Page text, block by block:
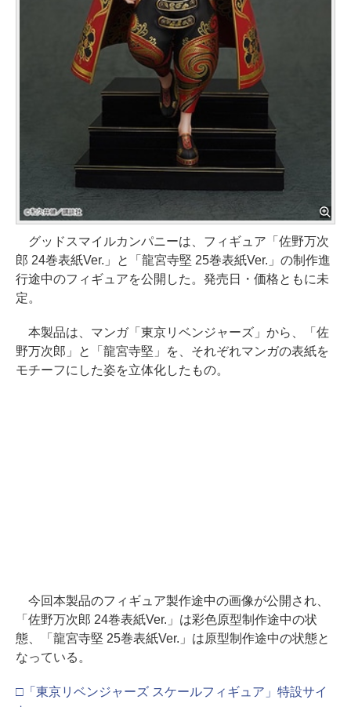
グッドスマイルカンパニーは、フィギュア「佐野万次
郎 24巻表紙Ver.」と「龍宮寺堅 25巻表紙Ver.」の制作進
行途中のフィギュアを公開した。発売日・価格ともに未
定。
本製品は、マンガ「東京リベンジャーズ」から、「佐
野万次郎」と「龍宮寺堅」を、それぞれマンガの表紙を
モチーフにした姿を立体化したもの。
今回本製品のフィギュア製作途中の画像が公開され、
「佐野万次郎 24巻表紙Ver.」は彩色原型制作途中の状
態、「龍宮寺堅 25巻表紙Ver.」は原型制作途中の状態と
なっている。
□「東京リベンジャーズ スケールフィギュア」特設サイ